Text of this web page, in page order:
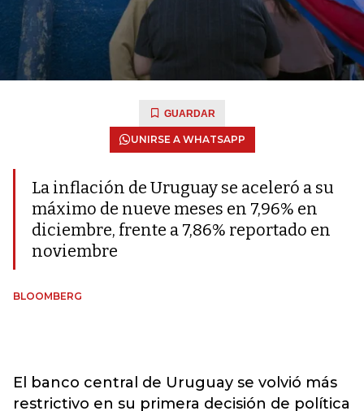
GUARDAR
UNIRSE A WHATSAPP
La inflación de Uruguay se aceleró a su
máximo de nueve meses en 7,96% en
diciembre, frente a 7,86% reportado en
noviembre
BLOOMBERG
El banco central de Uruguay se volvió más
restrictivo en su primera decisión de política